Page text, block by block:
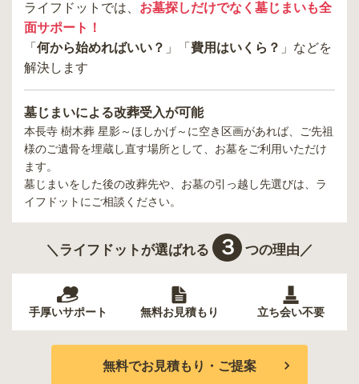
ライフドットでは、 お墓探しだけでなく墓じまいも全
面サポート！
「 何から始めればいい？ 」「 費用はいくら？ 」などを
解決します
墓じまいによる改葬受入が可能
本長寺 樹木葬 星影～ほしかげ～ に空き区画があれば、ご先祖
様のご遺骨を埋蔵し直す場所として、お墓をご利用いただけ
ます。
墓じまいをした後の改葬先や、お墓の引っ越し先選びは、ラ
イフドットにご相談ください。
＼ライフドットが選ばれる ３ つの理由／
手厚いサポート 無料お見積もり 立ち会い不要
無料でお見積もり・ご提案